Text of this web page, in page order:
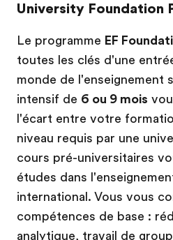
University Foundation
Le programme EF
toutes les clés d'une
monde de l'enseignement
intensif de 6 ou 9 mois
l'écart entre votre
niveau requis par une
cours pré-universitaires
études dans
international. Vous vous
compétences de base :
analytique, travail de